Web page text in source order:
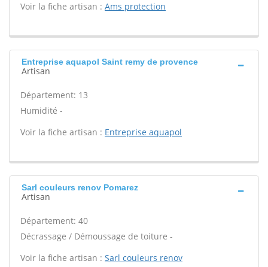
Voir la fiche artisan : Ams protection
Entreprise aquapol Saint remy de provence
Artisan
Département: 13
Humidité -
Voir la fiche artisan : Entreprise aquapol
Sarl couleurs renov Pomarez
Artisan
Département: 40
Décrassage / Démoussage de toiture -
Voir la fiche artisan : Sarl couleurs renov